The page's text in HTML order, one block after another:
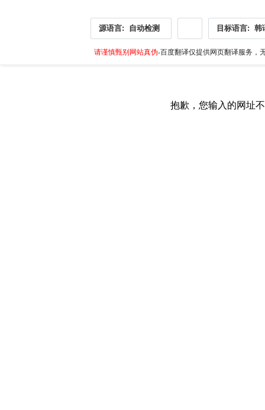
源语言: 自动检测 目标语言: 韩
请谨慎甄别网站真伪-百度翻译仅提供网页翻译服务，